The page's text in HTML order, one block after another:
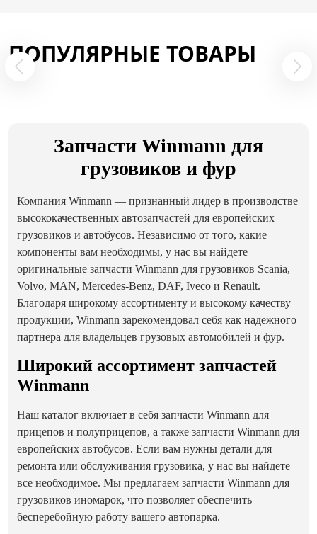
ПОПУЛЯРНЫЕ ТОВАРЫ
Запчасти Winmann для
грузовиков и фур
Компания Winmann — признанный лидер в производстве
высококачественных автозапчастей для европейских
грузовиков и автобусов. Независимо от того, какие
компоненты вам необходимы, у нас вы найдете
оригинальные запчасти Winmann для грузовиков Scania,
Volvo, MAN, Mercedes-Benz, DAF, Iveco и Renault.
Благодаря широкому ассортименту и высокому качеству
продукции, Winmann зарекомендовал себя как надежного
партнера для владельцев грузовых автомобилей и фур.
Широкий ассортимент запчастей
Winmann
Наш каталог включает в себя запчасти Winmann для
прицепов и полуприцепов, а также запчасти Winmann для
европейских автобусов. Если вам нужны детали для
ремонта или обслуживания грузовика, у нас вы найдете
все необходимое. Мы предлагаем запчасти Winmann для
грузовиков иномарок, что позволяет обеспечить
бесперебойную работу вашего автопарка.